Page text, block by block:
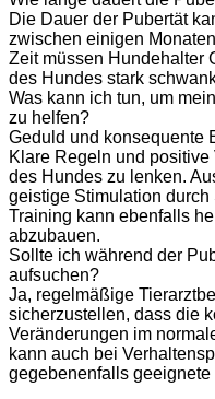
Die Dauer der Pubertät
zwischen einigen
Zeit müssen Hundehalter
des Hundes stark
Was kann ich tun, um
zu helfen?
Geduld und konsequente
Klare Regeln und
des Hundes zu lenken.
geistige Stimulation
Training kann ebenfalls
abzubauen.
Sollte ich während der
aufsuchen?
Ja, regelmäßige
sicherzustellen, dass die
Veränderungen im
kann auch bei
gegebenenfalls